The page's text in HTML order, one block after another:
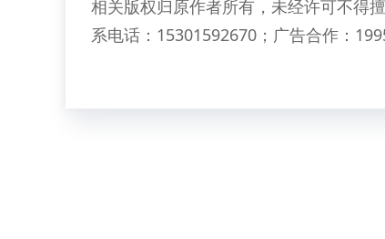
相关版权归原作者所有，未经许可不得
系电话：15301592670；广告合作：